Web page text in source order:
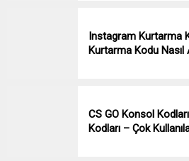
Instagram Kurtarma
Kurtarma Kodu Nasıl
CS GO Konsol
Kodları – Çok